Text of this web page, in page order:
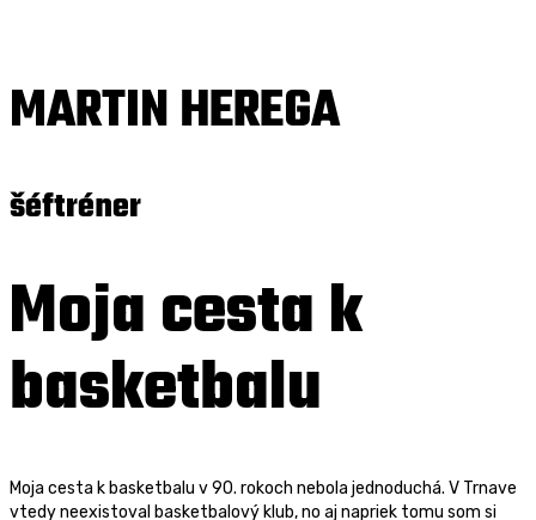
MARTIN HEREGA
šéftréner
Moja cesta k
basketbalu
Moja cesta k basketbalu v 90. rokoch nebola jednoduchá. V Trnave
vtedy neexistoval basketbalový klub, no aj napriek tomu som si